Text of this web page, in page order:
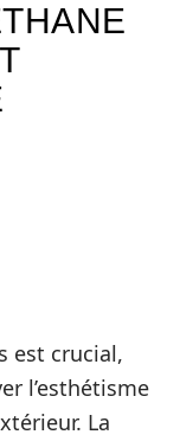
est crucial,
l’esthétisme
La